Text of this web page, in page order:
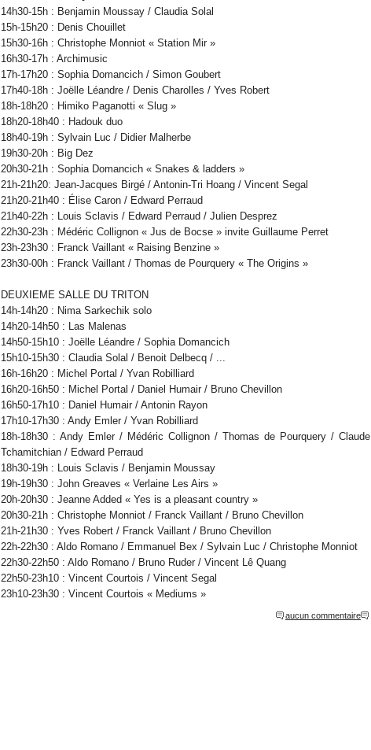
14h30-15h : Benjamin Moussay / Claudia Solal
15h-15h20 : Denis Chouillet
15h30-16h : Christophe Monniot « Station Mir »
16h30-17h : Archimusic
17h-17h20 : Sophia Domancich / Simon Goubert
17h40-18h : Joëlle Léandre / Denis Charolles / Yves Robert
18h-18h20 : Himiko Paganotti « Slug »
18h20-18h40 : Hadouk duo
18h40-19h : Sylvain Luc / Didier Malherbe
19h30-20h : Big Dez
20h30-21h : Sophia Domancich « Snakes & ladders »
21h-21h20: Jean-Jacques Birgé / Antonin-Tri Hoang / Vincent Segal
21h20-21h40 : Élise Caron / Edward Perraud
21h40-22h : Louis Sclavis / Edward Perraud / Julien Desprez
22h30-23h : Médéric Collignon « Jus de Bocse » invite Guillaume Perret
23h-23h30 : Franck Vaillant « Raising Benzine »
23h30-00h : Franck Vaillant / Thomas de Pourquery « The Origins »
DEUXIEME SALLE DU TRITON
14h-14h20 : Nima Sarkechik solo
14h20-14h50 : Las Malenas
14h50-15h10 : Joëlle Léandre / Sophia Domancich
15h10-15h30 : Claudia Solal / Benoit Delbecq / ...
16h-16h20 : Michel Portal / Yvan Robilliard
16h20-16h50 : Michel Portal / Daniel Humair / Bruno Chevillon
16h50-17h10 : Daniel Humair / Antonin Rayon
17h10-17h30 : Andy Emler / Yvan Robilliard
18h-18h30 : Andy Emler / Médéric Collignon / Thomas de Pourquery / Claude
Tchamitchian / Edward Perraud
18h30-19h : Louis Sclavis / Benjamin Moussay
19h-19h30 : John Greaves « Verlaine Les Airs »
20h-20h30 : Jeanne Added « Yes is a pleasant country »
20h30-21h : Christophe Monniot / Franck Vaillant / Bruno Chevillon
21h-21h30 : Yves Robert / Franck Vaillant / Bruno Chevillon
22h-22h30 : Aldo Romano / Emmanuel Bex / Sylvain Luc / Christophe Monniot
22h30-22h50 : Aldo Romano / Bruno Ruder / Vincent Lê Quang
22h50-23h10 : Vincent Courtois / Vincent Segal
23h10-23h30 : Vincent Courtois « Mediums »
aucun commentaire